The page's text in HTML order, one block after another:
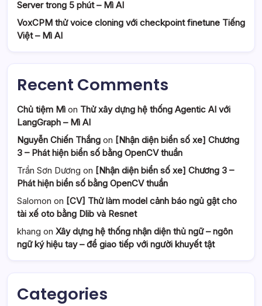
Server trong 5 phút – Mì AI
VoxCPM thử voice cloning với checkpoint finetune Tiếng
Việt – Mì AI
Recent Comments
Chủ tiệm Mì on Thử xây dựng hệ thống Agentic AI với
LangGraph – Mì AI
Nguyễn Chiến Thắng on [Nhận diện biển số xe] Chương
3 – Phát hiện biển số bằng OpenCV thuần
Trần Sơn Dương on [Nhận diện biển số xe] Chương 3 –
Phát hiện biển số bằng OpenCV thuần
Salomon on [CV] Thử làm model cảnh báo ngủ gật cho
tài xế oto bằng Dlib và Resnet
khang on Xây dựng hệ thống nhận diện thủ ngữ – ngôn
ngữ ký hiệu tay – để giao tiếp với người khuyết tật
Categories